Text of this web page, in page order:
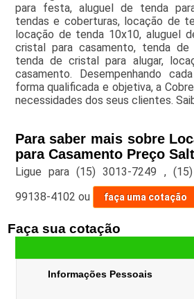
para festa, aluguel de tenda
tendas e coberturas, locação de
locação de tenda 10x10, aluguel
cristal para casamento, tenda de
tenda de cristal para alugar,
casamento. Desempenhando
forma qualificada e objetiva, a
necessidades dos seus clientes.
Para saber mais sobre
para Casamento Preço
Ligue para(15) 3013-7249 ,
99138-4102 ou faça uma cotação
Faça sua cotação
Informações Pessoais